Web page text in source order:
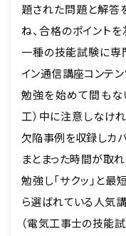
題された問題と解答
ね、合格のポイント
一種の技能試験に専
イン通信講座コンテン
勉強を始めて間もな
工）中に注意しなけ
欠陥事例を収録しカバ
まとまった時間が取
勉強し「サクッ」と
ら選ばれている人気講
（電気工事士の技能